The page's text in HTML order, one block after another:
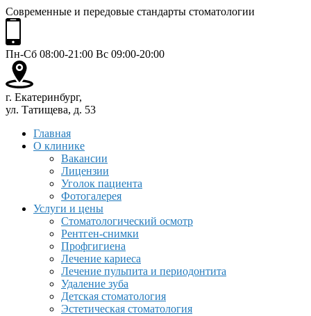
Современные и передовые стандарты стоматологии
Пн-Сб 08:00-21:00 Вс 09:00-20:00
г. Екатеринбург,
ул. Татищева, д. 53
Главная
О клинике
Вакансии
Лицензии
Уголок пациента
Фотогалерея
Услуги и цены
Стоматологический осмотр
Рентген-снимки
Профгигиена
Лечение кариеса
Лечение пульпита и периодонтита
Удаление зуба
Детская стоматология
Эстетическая стоматология